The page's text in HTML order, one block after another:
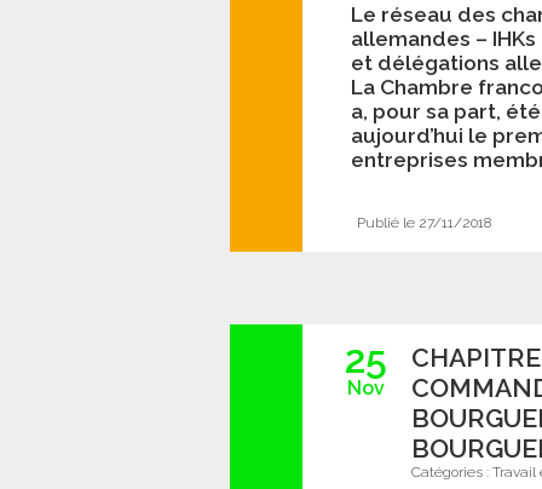
Le réseau des
allemandes –
et délégations
La Chambre
a, pour sa part,
aujourd’hui le
entreprises
Publié le 27/11/2018
25
Nov
Catégories :Travail